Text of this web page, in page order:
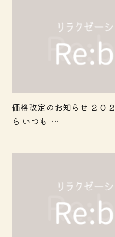
価格改定のお知らせ ２０
ら いつも …